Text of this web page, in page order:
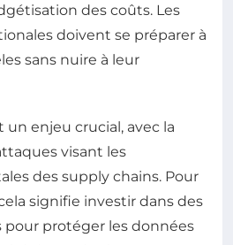
des coûts. Les
doivent se préparer à
sans nuire à leur
un enjeu crucial, avec la
visant les
des supply chains. Pour
signifie investir dans des
pour protéger les données